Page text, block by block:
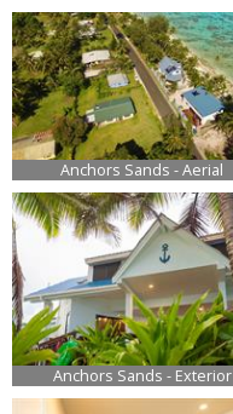
Anchors Sands - Aerial
Anchors Sands - Exterior